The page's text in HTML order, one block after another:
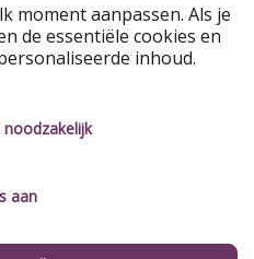
services
moment aanpassen. Als je
de essentiële cookies en
inhoud.
aan